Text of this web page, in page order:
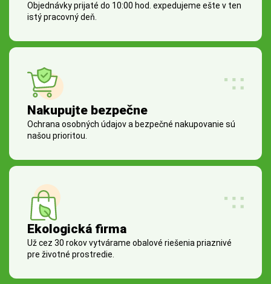
Objednávky prijaté do 10:00 hod. expedujeme ešte v ten
istý pracovný deň.
Nakupujte bezpečne
Ochrana osobných údajov a bezpečné nakupovanie sú
našou prioritou.
Ekologická firma
Už cez 30 rokov vytvárame obalové riešenia priaznivé
pre životné prostredie.